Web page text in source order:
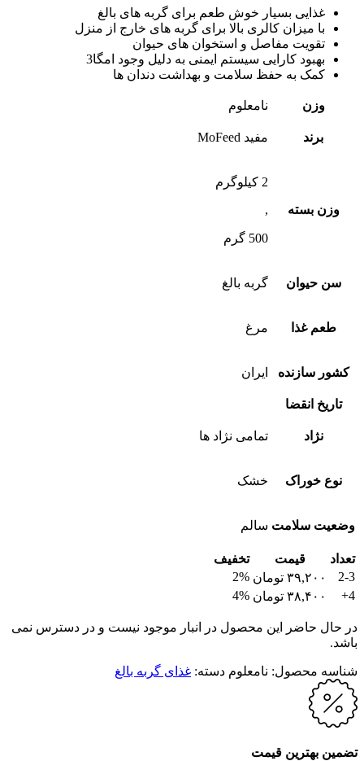
غذایی بسیار خوش طعم برای گربه های بالغ
با میزان کالری بالا برای گربه های خارج از منزل
تقویت مفاصل و استخوان های حیوان
بهبود کارایی سیستم ایمنی به دلیل وجود امگا3
کمک به حفظ سلامت و بهداشت دندان ها
وزن نامعلوم
برند مفید MoFeed
وزن بسته
2 کیلوگرم
,
500 گرم
سن حیوان گربه بالغ
طعم غذا مرغ
کشور سازنده ایران
تاریخ انقضا
نژاد تمامی نژاد ها
نوع خوراک خشک
وضعیت سلامت سالم
تعداد قیمت
تخفیف
2-3
۳۹,۲۰۰ تومان 2%
4+
۳۸,۴۰۰ تومان 4%
در حال حاضر این محصول در انبار موجود نیست و در دسترس نمی
باشد.
شناسه محصول: نامعلوم دسته: غذای گربه بالغ
تضمین بهترین قیمت